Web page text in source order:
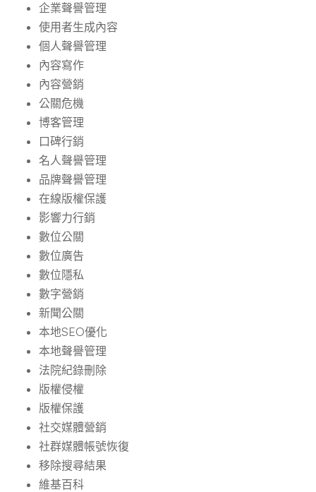
企業聲譽管理
使用者生成內容
個人聲譽管理
內容寫作
內容營銷
公關危機
博客管理
口碑行銷
名人聲譽管理
品牌聲譽管理
在線版權保護
影響力行銷
數位公關
數位廣告
數位隱私
數字營銷
新聞公關
本地SEO優化
本地聲譽管理
法院紀錄刪除
版權侵權
版權保護
社交媒體營銷
社群媒體帳號恢復
移除搜尋結果
維基百科